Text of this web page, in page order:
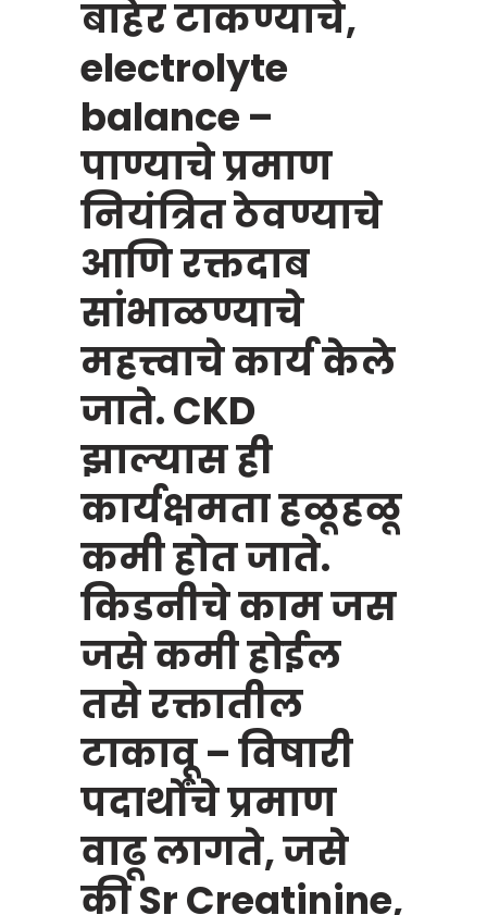
बाहेर टाकण्याचे,
electrolyte
balance –
पाण्याचे प्रमाण
नियंत्रित ठेवण्याचे
आणि रक्तदाब
सांभाळण्याचे
महत्त्वाचे कार्य केले
जाते. CKD
झाल्यास ही
कार्यक्षमता हळूहळू
कमी होत जाते.
किडनीचे काम जस
जसे कमी होईल
तसे रक्तातील
टाकावू – विषारी
पदार्थोंचे प्रमाण
वाढू लागते, जसे
की Sr Creatinine,